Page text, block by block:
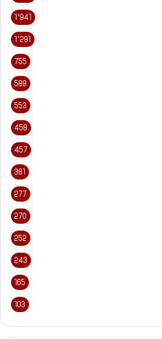
1٬941
1٬291
755
589
553
458
457
381
277
270
252
243
165
103